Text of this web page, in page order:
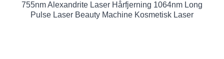
755nm Alexandrite Laser Hårfjerning 1064nm Long
Pulse Laser Beauty Machine Kosmetisk Laser